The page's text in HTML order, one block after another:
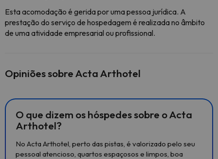
Esta acomodação é gerida por uma pessoa jurídica. A
prestação do serviço de hospedagem é realizada no âmbito
de uma atividade empresarial ou profissional.
Opiniões sobre Acta Arthotel
O que dizem os hóspedes sobre o Acta
Arthotel?
No Acta Arthotel, perto das pistas, é valorizado pelo seu
pessoal atencioso, quartos espaçosos e limpos, boa